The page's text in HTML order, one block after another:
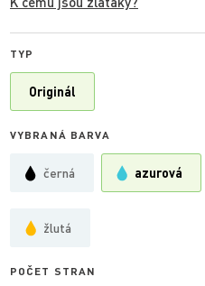
TYP
Originál
VYBRANÁ BARVA
černá azurová
žlutá
POČET STRAN